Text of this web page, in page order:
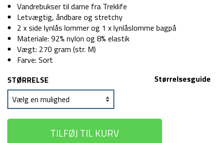
Vandrebukser til dame fra Treklife
Letvægtig, åndbare og stretchy
2 x side lynlås lommer og 1 x lynlåslomme bagpå
Materiale: 92% nylon og 8% elastik
Vægt: 270 gram (str. M)
Farve: Sort
Størrelsesguide
STØRRELSE
TILFØJ TIL KURV